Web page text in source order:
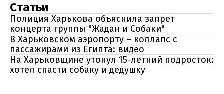
Статьи
Полиция Харькова объяснила запрет
концерта группы "Жадан и Собаки"
В Харьковском аэропорту – коллапс с
пассажирами из Египта: видео
На Харьковщине утонул 15-летний подросток:
хотел спасти собаку и дедушку